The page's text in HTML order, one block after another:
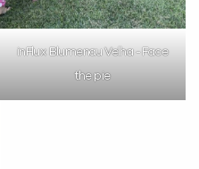
inFlux Blumenau Velha - Face
the pie